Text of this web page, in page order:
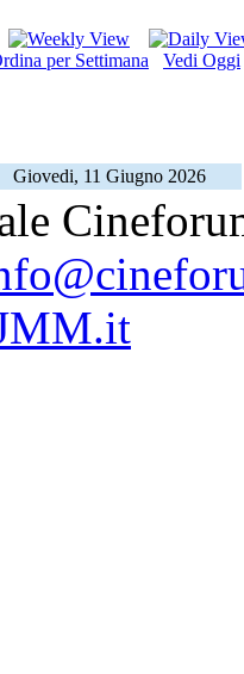
per Settimana Vedi Oggi
Giovedi, 11 Giugno 2026